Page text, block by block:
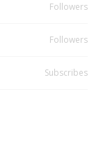
Followers
Followers
Subscribes